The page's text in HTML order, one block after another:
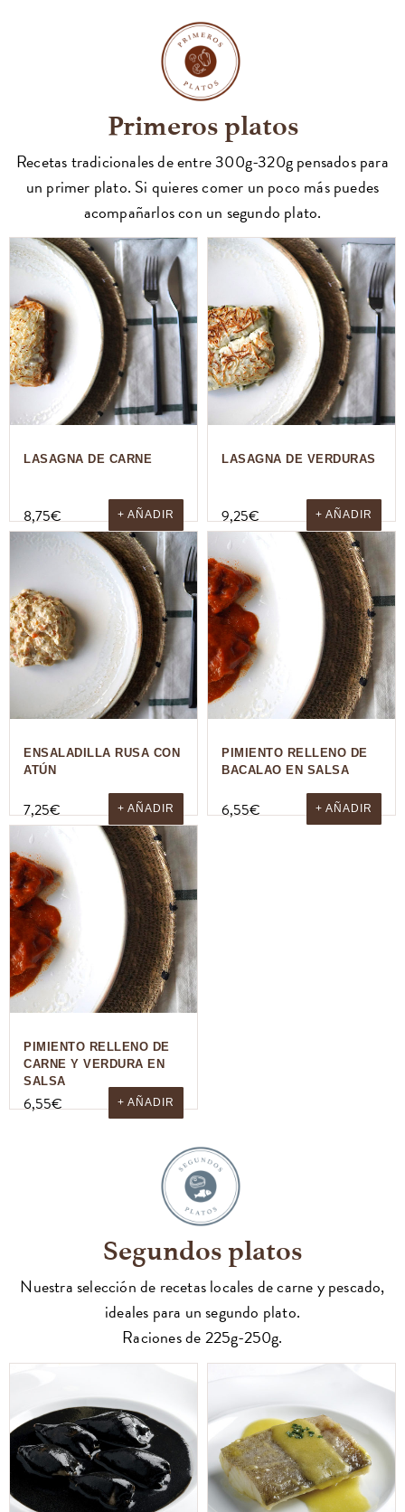
Primeros platos
Recetas tradicionales de entre 300g-320g pensados para
un primer plato. Si quieres comer un poco más puedes
acompañarlos con un segundo plato.
LASAGNA DE CARNE
8,75€ + AÑADIR
LASAGNA DE VERDURAS
9,25€ + AÑADIR
ENSALADILLA RUSA CON
ATÚN
7,25€ + AÑADIR
PIMIENTO RELLENO DE
BACALAO EN SALSA
6,55€ + AÑADIR
PIMIENTO RELLENO DE
CARNE Y VERDURA EN
SALSA
6,55€ + AÑADIR
Segundos platos
Nuestra selección de recetas locales de carne y pescado,
ideales para un segundo plato.
Raciones de 225g-250g.